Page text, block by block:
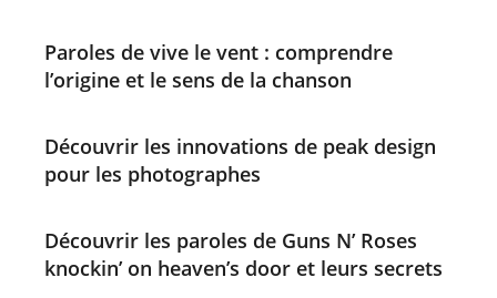
Paroles de vive le vent : comprendre
l’origine et le sens de la chanson
Découvrir les innovations de peak design
pour les photographes
Découvrir les paroles de Guns N’ Roses
knockin’ on heaven’s door et leurs secrets